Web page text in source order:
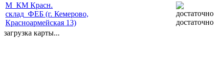
М_КМ Красн.
склад_ФЕБ (г. Кемерово,
Красноармейская 13)
достаточно
загрузка карты...